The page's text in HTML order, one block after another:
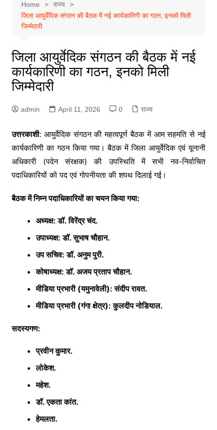
Home
राज्य
जिला आयुर्वेदिक संगठन की बैठक में नई कार्यकारिणी का गठन, इनको मिली
जिम्मेदारी
जिला आयुर्वेदिक संगठन की बैठक में नई
कार्यकारिणी का गठन, इनको मिली
जिम्मेदारी
admin April 11, 2026 0 राज्य
उत्तरकाशी: आयुर्वेदिक संगठन की महत्वपूर्ण बैठक में आम सहमति से नई
कार्यकारिणी का गठन किया गया। बैठक में जिला आयुर्वेदिक एवं यूनानी
अधिकारी (पदेन संरक्षक) की उपस्थिति में सभी नव-निर्वाचित
पदाधिकारियों को पद एवं गोपनीयता की शपथ दिलाई गई।
बैठक में निम्न पदाधिकारियों का चयन किया गया:
अध्यक्ष: डॉ. विरेंद्र चंद.
उपाध्यक्ष: डॉ. सुभाष चौहान.
उप सचिव: डॉ. अनुम पुरी.
कोषाध्यक्ष: डॉ. अजय प्रताप चौहान.
मीडिया प्रभारी (यमुनावेली): संदीप रावत.
मीडिया प्रभारी (गंगा क्षेत्र): कुलदीप नोडियाल.
सदस्यगण:
प्रवीन कुमार.
लोकेश.
महेश.
डॉ. एकता कांत.
हेमलता.